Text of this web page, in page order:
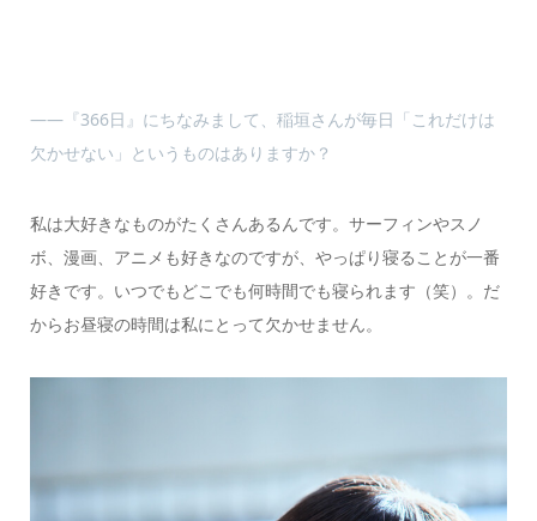
――『366日』にちなみまして、稲垣さんが毎日「これだけは
欠かせない」というものはありますか？
私は大好きなものがたくさんあるんです。サーフィンやスノ
ボ、漫画、アニメも好きなのですが、やっぱり寝ることが一番
好きです。いつでもどこでも何時間でも寝られます（笑）。だ
からお昼寝の時間は私にとって欠かせません。